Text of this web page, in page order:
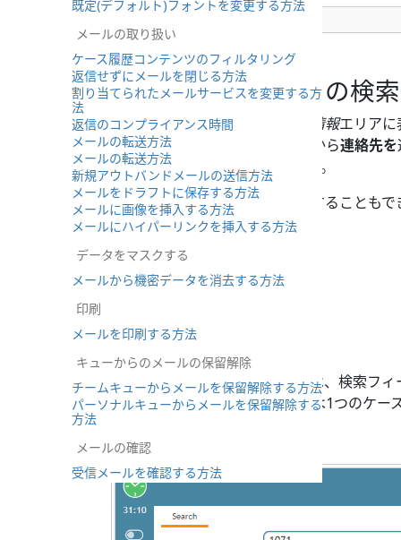
選択済マイケース
ステップ2：ケースの検索
希望するケースがコンテキスト情報エリアに
ストの横にあるメインメニューから連絡先を
て、すべてのケースを表示します。
または、入力してケースを検索することもで
ケース」という単語
ケース番号
お客様の名前
名
姓名
ケース番号がわかっている場合は、検索フ
一意であるため、下のリストには1つのケー
既定(デフォルト)フォントを変更する方法
メールの取り扱い
ケース履歴コンテンツのフィルタリング
返信せずにメールを閉じる方法
割り当てられたメールサービスを変更する方
法
返信のコンプライアンス時間
メールの転送方法
メールの転送方法
新規アウトバンドメールの送信方法
メールをドラフトに保存する方法
メールに画像を挿入する方法
メールにハイパーリンクを挿入する方法
データをマスクする
メールから機密データを消去する方法
印刷
メールを印刷する方法
キューからのメールの保留解除
チームキューからメールを保留解除する方法
パーソナルキューからメールを保留解除する
方法
メールの確認
受信メールを確認する方法